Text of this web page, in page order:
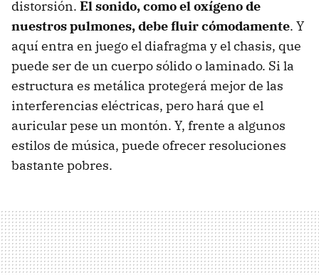
distorsión. El sonido, como el oxígeno de
nuestros pulmones, debe fluir cómodamente. Y
aquí entra en juego el diafragma y el chasis, que
puede ser de un cuerpo sólido o laminado. Si la
estructura es metálica protegerá mejor de las
interferencias eléctricas, pero hará que el
auricular pese un montón. Y, frente a algunos
estilos de música, puede ofrecer resoluciones
bastante pobres.